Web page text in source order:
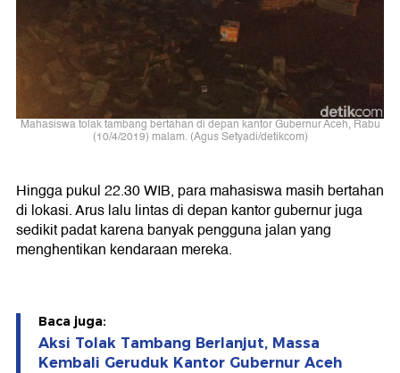
Mahasiswa tolak tambang bertahan di depan kantor Gubernur Aceh, Rabu
(10/4/2019) malam. (Agus Setyadi/detikcom)
Hingga pukul 22.30 WIB, para mahasiswa masih bertahan
di lokasi. Arus lalu lintas di depan kantor gubernur juga
sedikit padat karena banyak pengguna jalan yang
menghentikan kendaraan mereka.
Baca juga:
Aksi Tolak Tambang Berlanjut, Massa
Kembali Geruduk Kantor Gubernur Aceh